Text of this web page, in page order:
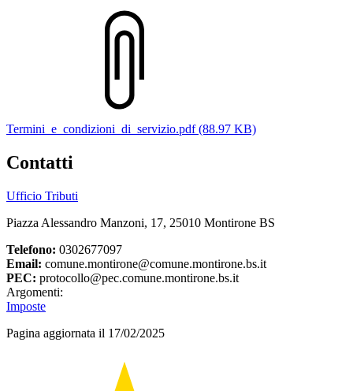
Termini_e_condizioni_di_servizio.pdf (88.97 KB)
Contatti
Ufficio Tributi
Piazza Alessandro Manzoni, 17, 25010 Montirone BS
Telefono: 0302677097
Email: comune.montirone@comune.montirone.bs.it
PEC: protocollo@pec.comune.montirone.bs.it
Argomenti:
Imposte
Pagina aggiornata il 17/02/2025